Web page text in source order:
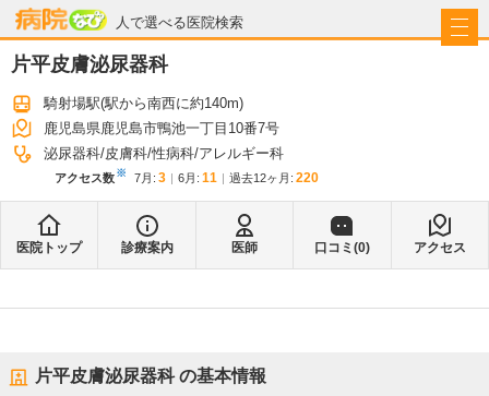
人で選べる医院検索
病院なび
片平皮膚泌尿器科
騎射場駅(駅から南西に約140m)
鹿児島県鹿児島市鴨池一丁目10番7号
泌尿器科 皮膚科 性病科 アレルギー科
アクセス数※ 7月 : 3 6月 : 11 過去12ヶ月: 220
医院トップ 診療案内 医師 口コミ(0) アクセス
片平皮膚泌尿器科の基本情報